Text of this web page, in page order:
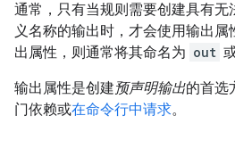
通常，只有当规则需要创建具有无
义名称的输出时，才会使用输出
出属性，则通常将其命名为 out
输出属性是创建预声明输出的首选
门依赖或在命令行中请求。